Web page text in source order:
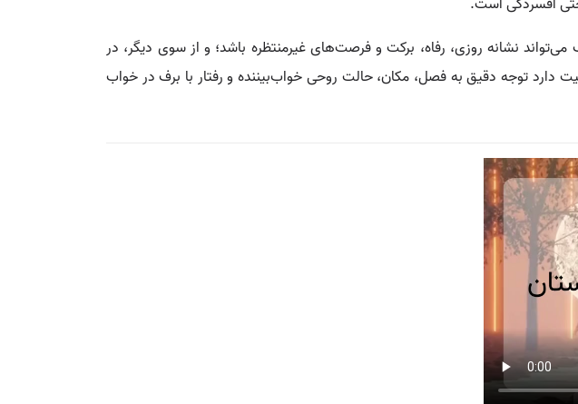
نشانه روزی، رفاه، برکت و فرصت‌های غیرمنتظره باشد؛ و از سوی دیگر، در
دارد توجه دقیق به فصل، مکان، حالت روحی خواب‌بیننده و رفتار با برف در خواب